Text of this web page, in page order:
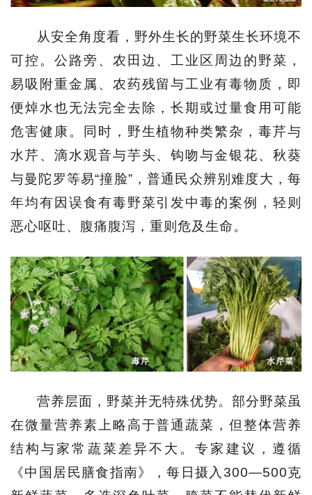
从安全角度看，野外生长的野菜生长环境不
可控。公路旁、农田边、工业区周边的野菜，
易吸附重金属、农药残留与工业有毒物质，即
便焯水也无法完全去除，长期或过量食用可能
危害健康。同时，野生植物种类繁杂，毒芹与
水芹、滴水观音与芋头、钩吻与金银花、秋葵
与曼陀罗等易“撞脸”，普通民众辨别难度大，每
年均有因误食有毒野菜引发中毒的案例，轻则
恶心呕吐、腹痛腹泻，重则危及生命。
营养层面，野菜并无特殊优势。部分野菜虽
在微量营养素上略高于普通蔬菜，但整体营养
结构与家常蔬菜差异不大。专家建议，遵循
《中国居民膳食指南》，每日摄入300—500克